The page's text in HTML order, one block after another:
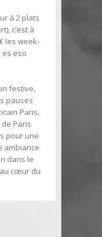
à 2 plats
c’est à
les week-
es eso
festive,
pauses
Paris,
de Paris
pour une
ambiance
dans le
cœur du